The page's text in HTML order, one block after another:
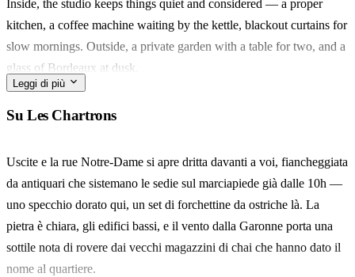
Inside, the studio keeps things quiet and considered — a proper
kitchen, a coffee machine waiting by the kettle, blackout curtains for
slow mornings. Outside, a private garden with a table for two, and a
glass of Bordeaux at dusk.
For a couple, a solo wanderer, or someone settling in for a longer
stay with a dog in tow. What stays with you is the cour — a green
pause in the middle of the city.
Leggi di più
Su Les Chartrons
Uscite e la rue Notre-Dame si apre dritta davanti a voi, fiancheggiata
da antiquari che sistemano le sedie sul marciapiede già dalle 10h —
uno specchio dorato qui, un set di forchettine da ostriche là. La
pietra è chiara, gli edifici bassi, e il vento dalla Garonne porta una
sottile nota di rovere dai vecchi magazzini di chai che hanno dato il
nome al quartiere.